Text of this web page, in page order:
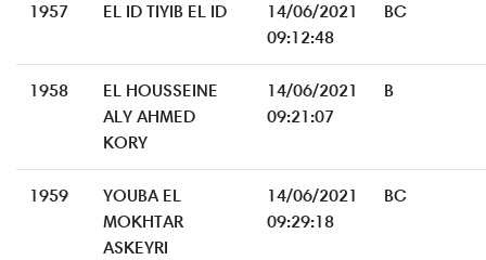
1957 EL ID TIYIB EL ID
14/06/2021
09:12:48
BC
1958
EL HOUSSEINE
ALY AHMED
KORY
14/06/2021
09:21:07
B
1959
YOUBA EL
MOKHTAR
ASKEYRI
14/06/2021
09:29:18
BC